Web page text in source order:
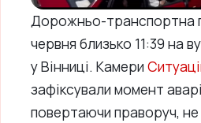
Дорожньо-транспортна
червня близько 11:39 на
у Вінниці. Камери
зафіксували момент
повертаючи праворуч,